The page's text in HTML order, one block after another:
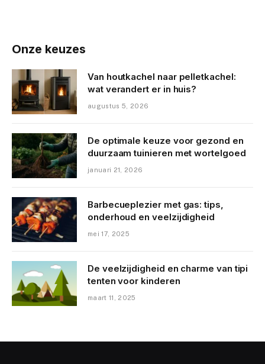
Onze keuzes
Van houtkachel naar pelletkachel:
wat verandert er in huis?
augustus 5, 2026
De optimale keuze voor gezond en
duurzaam tuinieren met wortelgoed
januari 21, 2026
Barbecueplezier met gas: tips,
onderhoud en veelzijdigheid
mei 17, 2025
De veelzijdigheid en charme van tipi
tenten voor kinderen
maart 11, 2025